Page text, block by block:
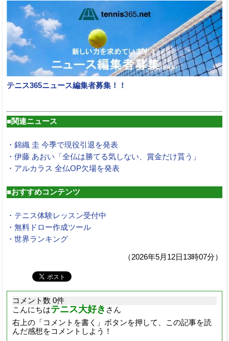
テニス365ニュース編集者募集！！
■関連ニュース
・錦織 圭 今季で現役引退を発表
・伊藤 あおい「全仏は勝てる気しない、賞金だけ貰う」
・アルカラス 全仏OP欠場を発表
■おすすめコンテンツ
・テニス体験レッスン受付中
・無料ドロー作成ツール
・世界ランキング
（2026年5月12日13時07分）
コメント数 0件
こんにちはテニス大好き さん
右上の「コメントを書く」ボタンを押して、この記事を読
んだ感想をコメントしよう！